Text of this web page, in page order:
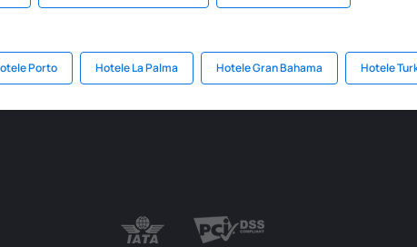
Porto Hotele La Palma Hotele Gran Bahama Hotele